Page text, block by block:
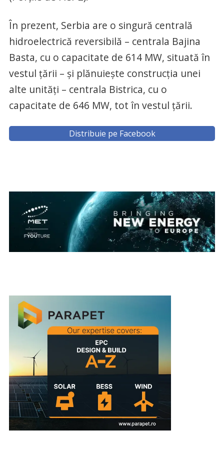
În prezent, Serbia are o singură centrală
hidroelectrică reversibilă – centrala Bajina
Basta, cu o capacitate de 614 MW, situată în
vestul țării – și plănuiește construcția unei
alte unități – centrala Bistrica, cu o
capacitate de 646 MW, tot în vestul țării.
Distribuie pe Facebook